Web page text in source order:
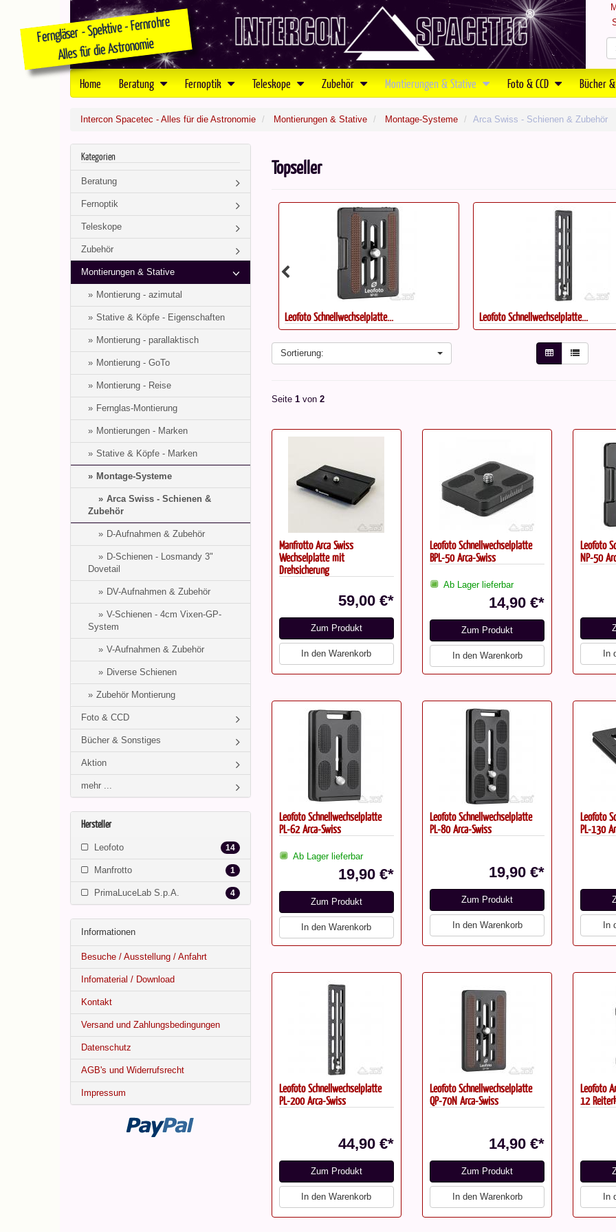
Home Beratung Fernoptik Teleskope Zubehör Montierungen & Stative Foto & CCD Bücher
Intercon Spacetec - Alles für die Astronomie Montierungen & Stative Montage-Systeme Arca Swiss - Schienen & Zubehör
Kategorien
Beratung
Fernoptik
Teleskope
Zubehör
Montierungen & Stative
Montierung - azimutal
Stative & Köpfe - Eigenschaften
Montierung - parallaktisch
Montierung - GoTo
Montierung - Reise
Fernglas-Montierung
Montierungen - Marken
Stative & Köpfe - Marken
Montage-Systeme
Arca Swiss - Schienen &
Zubehör
D-Aufnahmen & Zubehör
D-Schienen - Losmandy 3"
Dovetail
DV-Aufnahmen & Zubehör
V-Schienen - 4cm Vixen-GP-
System
V-Aufnahmen & Zubehör
Diverse Schienen
Zubehör Montierung
Foto & CCD
Bücher & Sonstiges
Aktion
mehr ...
Hersteller
Leofoto 14
Manfrotto 1
PrimaLuceLab S.p.A. 4
Informationen
Besuche / Ausstellung / Anfahrt
Infomaterial / Download
Kontakt
Versand und Zahlungsbedingungen
Datenschutz
AGB's und Widerrufsrecht
Impressum
Topseller
Leofoto Schnellwechselplatte... Leofoto Schnellwechselplatte... Leofoto Schnellwechselplatte...
Sortierung:
Seite 1von 2
Manfrotto Arca Swiss
Wechselplatte mit
Drehsicherung
59,00 €*
Zum Produkt
In den Warenkorb
Leofoto Schnellwechselplatte
BPL-50 Arca-Swiss
Ab Lager lieferbar
14,90 €*
Zum Produkt
In den Warenkorb
Leofoto
NP-50
In
Leofoto Schnellwechselplatte
PL-62 Arca-Swiss
Ab Lager lieferbar
19,90 €*
Zum Produkt
In den Warenkorb
Leofoto Schnellwechselplatte
PL-80 Arca-Swiss
19,90 €*
Zum Produkt
In den Warenkorb
Leofoto
PL-130
In
Leofoto Schnellwechselplatte
PL-200 Arca-Swiss
44,90 €*
Zum Produkt
In den Warenkorb
Leofoto Schnellwechselplatte
QP-70N Arca-Swiss
14,90 €*
Zum Produkt
In den Warenkorb
Leofoto
12
In